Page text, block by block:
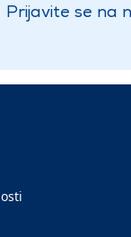
Prijavite se na